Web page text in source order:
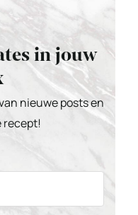
in jouw
nieuwe posts en
recept!